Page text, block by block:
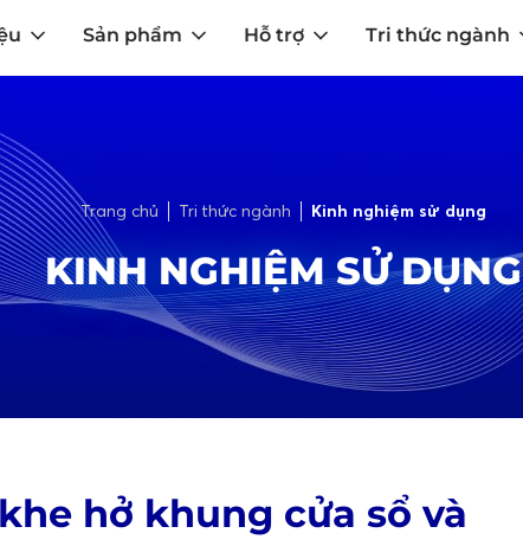
Sản phẩm Hỗ trợ Tri thức ngành
Trang chủ Tri thức ngành Kinh nghiệm sử dụng
KINH NGHIỆM SỬ DỤNG
hở khung cửa sổ và